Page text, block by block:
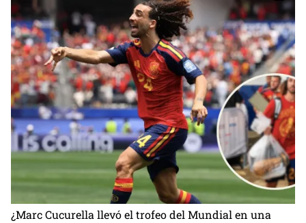
¿Marc Cucurella llevó el trofeo del Mundial en una